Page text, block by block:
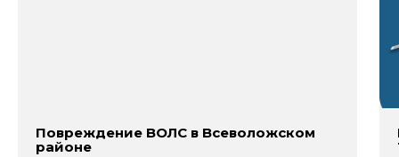
Повреждение ВОЛС в Всеволожском
районе